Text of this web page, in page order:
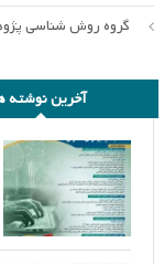
گروه روش شناسی
آخرین نوشته